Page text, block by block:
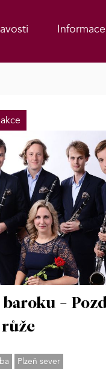
Informace
baroku -
Plzeň sever